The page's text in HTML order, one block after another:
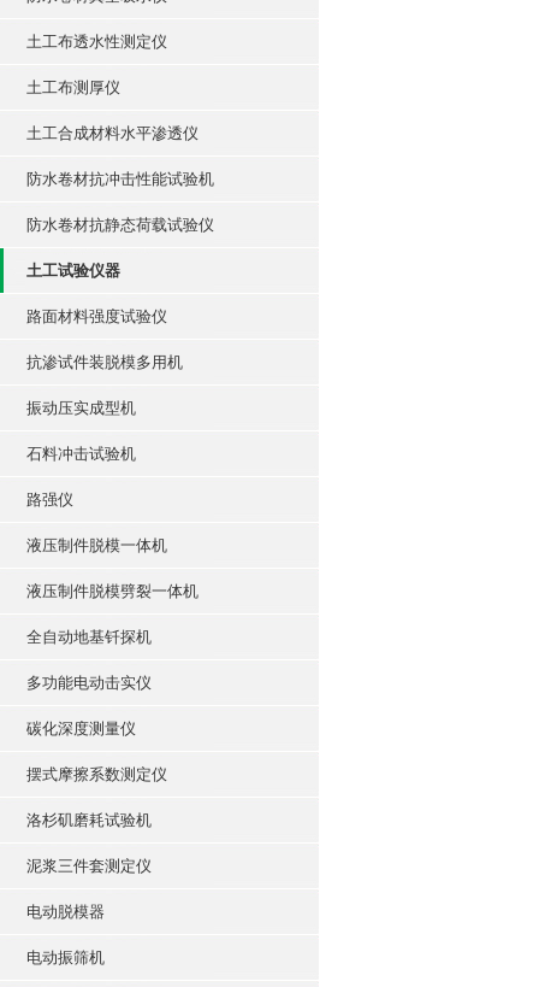
土工布透水性测定仪
土工布测厚仪
土工合成材料水平渗透仪
防水卷材抗冲击性能试验机
防水卷材抗静态荷载试验仪
土工试验仪器
路面材料强度试验仪
抗渗试件装脱模多用机
振动压实成型机
石料冲击试验机
路强仪
液压制件脱模一体机
液压制件脱模劈裂一体机
全自动地基钎探机
多功能电动击实仪
碳化深度测量仪
摆式摩擦系数测定仪
洛杉矶磨耗试验机
泥浆三件套测定仪
电动脱模器
电动振筛机